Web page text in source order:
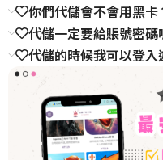
你們代儲會不會用黑卡
代儲一定要給賬號密碼
代儲的時候我可以登入